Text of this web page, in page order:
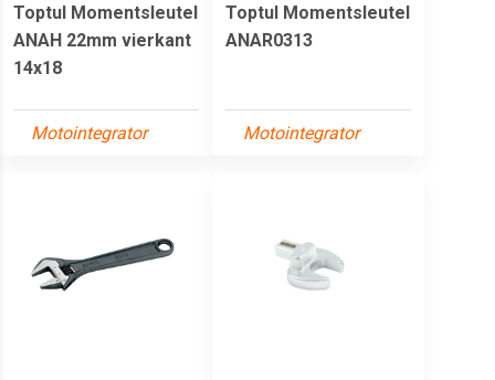
Toptul Momentsleutel
ANAH 22mm vierkant
14x18
Motointegrator
Toptul Momentsleutel
ANAR0313
Motointegrator